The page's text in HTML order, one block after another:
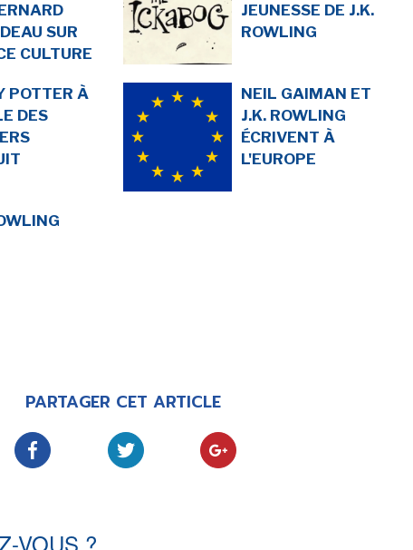
SUR
CULTURE
JEUNESSE DE J.K.
ROWLING
POTTER À
DES
NEIL GAIMAN ET
J.K. ROWLING
ÉCRIVENT À
L'EUROPE
PARTAGER CET ARTICLE
VOUS ?